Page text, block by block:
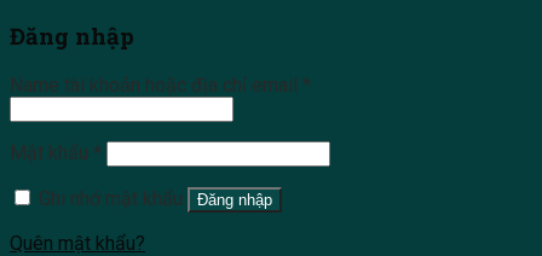
Đăng nhập
Name tài khoản hoặc địa chỉ email *
Mật khẩu *
Ghi nhớ mật khẩu
Đăng nhập
Quên mật khẩu?